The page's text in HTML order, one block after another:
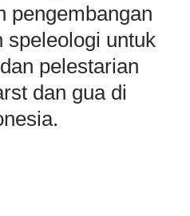
pengembangan
speleologi untuk
pelestarian
dan gua di